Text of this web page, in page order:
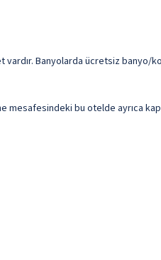
Banyolarda ücretsiz
mesafesindeki bu otelde ayrıca